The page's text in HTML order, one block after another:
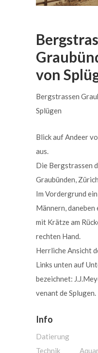
von
Bergstrassen
Splügen
Blick auf Andeer
aus.
Die Bergstrassen
Graubünden,
Im Vordergrund
Männern, daneben
mit Krätze am
rechten Hand.
Herrliche Ansicht
Links unten auf
bezeichnet:
venant de Splugen.
Info
Datierung
Technik